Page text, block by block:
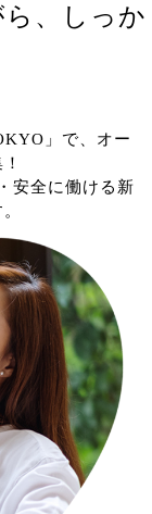
ら、しっか
」で、オー
安全に働ける新